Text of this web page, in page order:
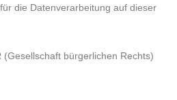
die Datenverarbeitung auf dieser
bürgerlichen Rechts)